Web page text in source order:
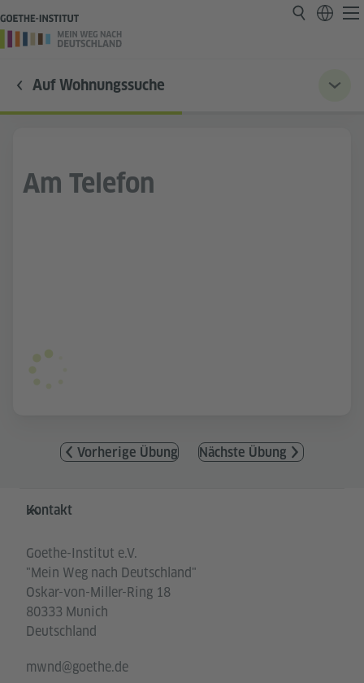
Auf Wohnungssuche
Am Telefon
Vorherige Übung Nächste Übung
Service- und Informationsbereich
Kontakt
Goethe-Institut e.V.
"Mein Weg nach Deutschland"
Oskar-von-Miller-Ring 18
80333 Munich
Deutschland
mwnd@goethe.de